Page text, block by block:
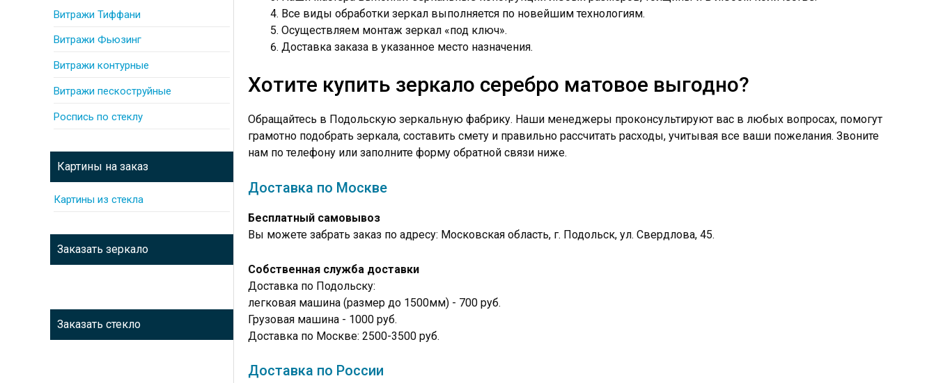
Витражи Тиффани
Витражи Фьюзинг
Витражи контурные
Витражи пескоструйные
Роспись по стеклу
Картины на заказ
Картины из стекла
Заказать зеркало
Заказать стекло
Все виды обработки зеркал выполняется по новейшим технологиям.
Осуществляем монтаж зеркал «под ключ».
Доставка заказа в указанное место назначения.
Хотите купить зеркало серебро матовое выгодно?
Обращайтесь в Подольскую зеркальную фабрику. Наши менеджеры проконсультируют вас в любых вопросах, помогут
грамотно подобрать зеркала, составить смету и правильно рассчитать расходы, учитывая все ваши пожелания. Звоните
нам по телефону или заполните форму обратной связи ниже.
Доставка по Москве
Бесплатный самовывоз
Вы можете забрать заказ по адресу: Московская область, г. Подольск, ул. Свердлова, 45.
Собственная служба доставки
Доставка по Подольску:
легковая машина (размер до 1500мм) - 700 руб.
Грузовая машина - 1000 руб.
Доставка по Москве: 2500-3500 руб.
Доставка по России